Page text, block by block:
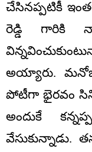
చేసినప్పటికీ
రెడ్డి గారికి
అయ్యారు. మనోజ్
పోటీగా భైరవం
అందుకే
వేసుకున్నాడు.